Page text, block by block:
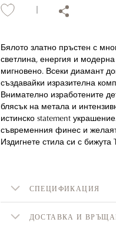
Бялото златно пръстен с
светлина, енергия и
мигновено. Всеки диамант
създавайки изразителна
Внимателно изработените
блясък на метала и
истинско statement
съвременния финес и
Издигнете стила си с бижута
СПЕЦИФИКАЦИЯ
ДОСТАВКА И